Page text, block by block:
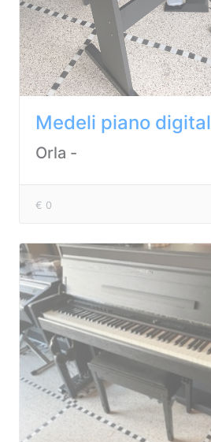
Medeli piano digital
Orla -
€ 0